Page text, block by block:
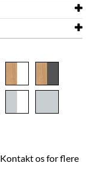
Halland 3D.dwg
Halland
os for flere